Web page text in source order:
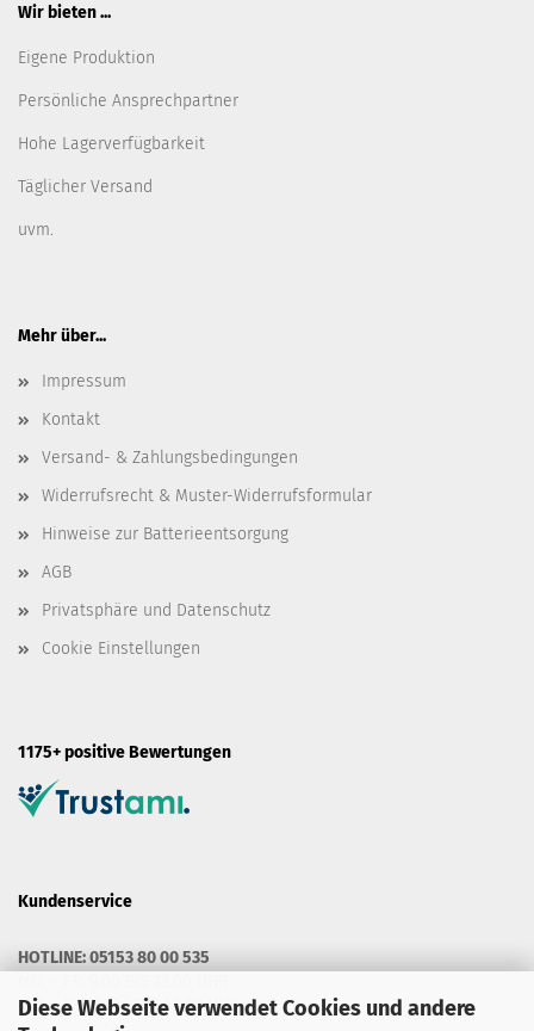
Diese Webseite verwendet Cookies und andere
Wir bieten ...
Eigene Produktion
Persönliche Ansprechpartner
Hohe Lagerverfügbarkeit
Täglicher Versand
uvm.
Mehr über...
Impressum
Kontakt
Versand- & Zahlungsbedingungen
Widerrufsrecht & Muster-Widerrufsformular
Hinweise zur Batterieentsorgung
AGB
Privatsphäre und Datenschutz
Cookie Einstellungen
1175+ positive Bewertungen
Kundenservice
HOTLINE: 05153 80 00 535
MO. - DO. 14.30 BIS 16.00 UHR